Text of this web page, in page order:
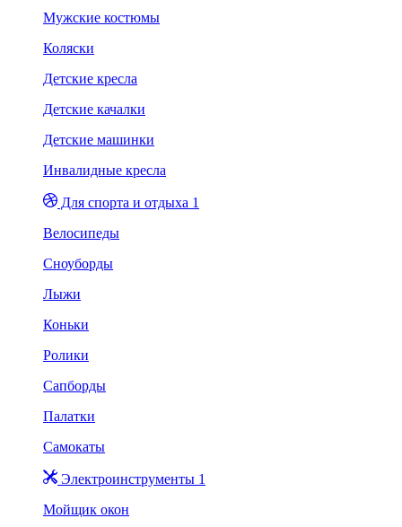
Мужские костюмы
Коляски
Детские кресла
Детские качалки
Детские машинки
Инвалидные кресла
Для спорта и отдыха 1
Велосипеды
Сноуборды
Лыжи
Коньки
Ролики
Сапборды
Палатки
Самокаты
Электроинструменты 1
Мойщик окон